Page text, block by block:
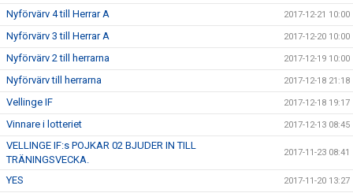
Nyförvärv 4 till Herrar A 2017-12-21 10:00
Nyförvärv 3 till Herrar A 2017-12-20 10:00
Nyförvärv 2 till herrarna 2017-12-19 10:00
Nyförvärv till herrarna 2017-12-18 21:18
Vellinge IF 2017-12-18 19:17
Vinnare i lotteriet 2017-12-13 08:45
VELLINGE IF:s POJKAR 02 BJUDER IN TILL
TRÄNINGSVECKA.
2017-11-23 08:41
YES 2017-11-20 13:27